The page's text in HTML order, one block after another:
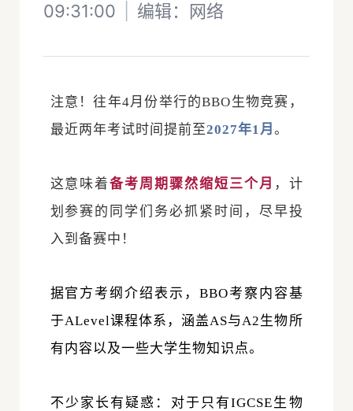
09:31:00
编辑： 网络
注意！往年4月份举行的BBO生物竞赛，
最近两年考试时间提前至2027年1月 。
这意味着备考周期骤然缩短三个月 ，计
划参赛的同学们务必抓紧时间，尽早投
入到备赛中！
据官方考纲介绍表示， BBO考察内容基
于ALevel课程体系 ，涵盖AS与A2生物所
有内容以及一些大学生物知识点。
不少家长有疑惑：对于 只有IGCSE生物